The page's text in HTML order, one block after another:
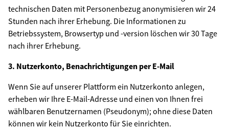
technischen Daten mit Personenbezug anonymisieren wir 24
Stunden nach ihrer Erhebung. Die Informationen zu
Betriebssystem, Browsertyp und -version löschen wir 30 Tage
nach ihrer Erhebung.
3. Nutzerkonto, Benachrichtigungen per E-Mail
Wenn Sie auf unserer Plattform ein Nutzerkonto anlegen,
erheben wir Ihre E-Mail-Adresse und einen von Ihnen frei
wählbaren Benutzernamen (Pseudonym); ohne diese Daten
können wir kein Nutzerkonto für Sie einrichten.